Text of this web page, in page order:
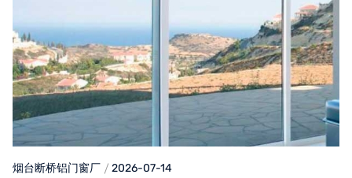
烟台断桥铝门窗厂 2026-07-14